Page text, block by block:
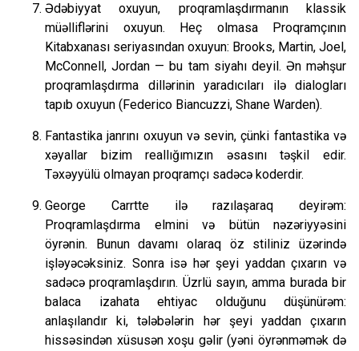
Ədəbiyyat oxuyun, proqramlaşdırmanın klassik
müəlliflərini oxuyun. Heç olmasa Proqramçının
Kitabxanası seriyasından oxuyun: Brooks, Martin, Joel,
McConnell, Jordan — bu tam siyahı deyil. Ən məhşur
proqramlaşdırma dillərinin yaradıcıları ilə dialogları
tapıb oxuyun (Federico Biancuzzi, Shane Warden).
Fantastika janrını oxuyun və sevin, çünki fantastika və
xəyallar bizim reallığımızın əsasını təşkil edir.
Təxəyyülü olmayan proqramçı sadəcə koderdir.
George Carrtte ilə razılaşaraq deyirəm:
Proqramlaşdırma elmini və bütün nəzəriyyəsini
öyrənin. Bunun davamı olaraq öz stiliniz üzərində
işləyəcəksiniz. Sonra isə hər şeyi yaddan çıxarın və
sadəcə proqramlaşdırın. Üzrlü sayın, amma burada bir
balaca izahata ehtiyac olduğunu düşünürəm:
anlaşılandır ki, tələbələrin hər şeyi yaddan çıxarın
hissəsindən xüsusən xoşu gəlir (yəni öyrənməmək də